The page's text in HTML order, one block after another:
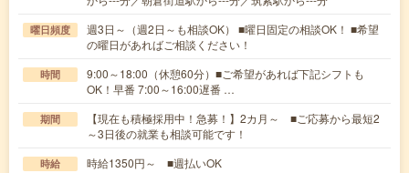
曜日頻度
週3日～（週2日～も相談OK） ■曜日固定の相談OK！ ■希望
の曜日があればご相談ください！
時間
9:00～18:00（休憩60分）■ご希望があれば下記シフトも
OK！早番 7:00～16:00遅番 …
期間
【現在も積極採用中！急募！】2カ月～ ■ご応募から最短2
～3日後の就業も相談可能です！
時給 時給1350円～ ■週払いOK